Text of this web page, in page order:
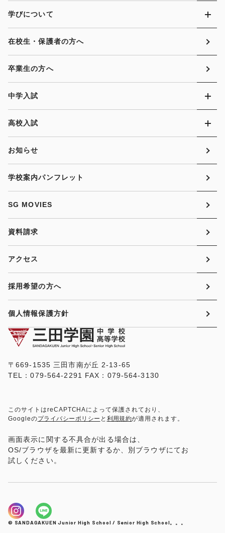
〒669-1535 三田市南が丘 2-13-65
TEL：079-564-2291 FAX：079-564-3130
このサイトはreCAPTCHAによって保護されており、
Googleのプライバシーポリシー と 利用規約が適用されます。
画面表示に関する不具合が出る場合は、
OS/ブラウザを最新に更新するか、別ブラウザにてお
試しください。
学びについて
在校生・保護者の方へ
卒業生の方へ
中学入試
高校入試
お知らせ
学校案内パンフレット
SG MOVIES
資料請求
アクセス
採用希望の方へ
個人情報保護方針
© SANDAGAKUEN Junior High School / Senior High School。。。